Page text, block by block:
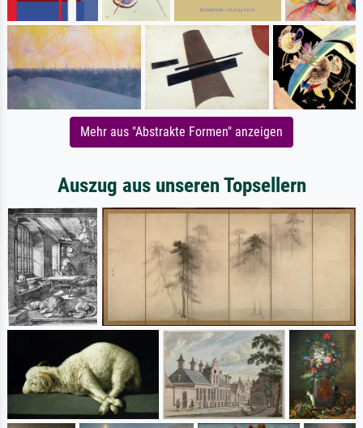
Mehr aus "Abstrakte Formen" anzeigen
Auszug aus unseren Topsellern